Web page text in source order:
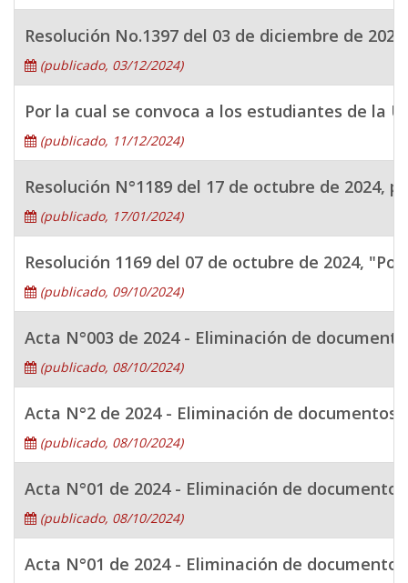
Resolución No.1397 del 03 de diciembre de
(publicado, 03/12/2024)
Por la cual se convoca a los estudiantes de la
(publicado, 11/12/2024)
Resolución N°1189 del 17 de octubre de
(publicado, 17/01/2024)
Resolución 1169 del 07 de octubre de 2024,
(publicado, 09/10/2024)
Acta N°003 de 2024 - Eliminación de
(publicado, 08/10/2024)
Acta N°2 de 2024 - Eliminación de documentos
(publicado, 08/10/2024)
Acta N°01 de 2024 - Eliminación de
(publicado, 08/10/2024)
Acta N°01 de 2024 - Eliminación de